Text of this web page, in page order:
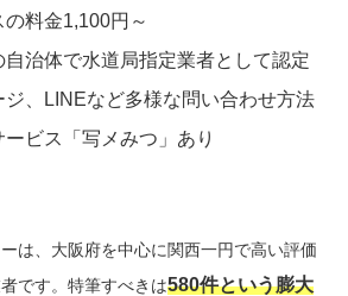
料金1,100円～
治体で水道局指定業者として認定
ジ、LINEなど多様な問い合わせ方法
ビス「写メみつ」あり
は、大阪府を中心に関西一円で高い評価
です。特筆すべきは580件という膨大